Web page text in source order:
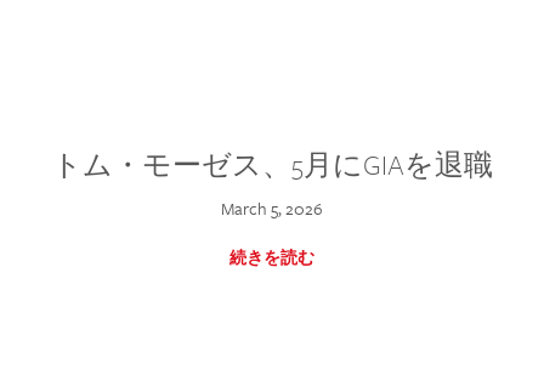
トム・モーゼス、5月にGIAを退職
March 5, 2026
続きを読む